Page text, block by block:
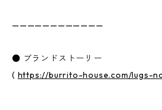
————————————
● ブランドストーリー
( https://burrito-house.com/lugs-